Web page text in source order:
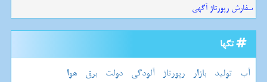
سفارش رپورتاژ آگهی
تگها
آب تولید بازار رپورتاژ آلودگی دولت برق هوا